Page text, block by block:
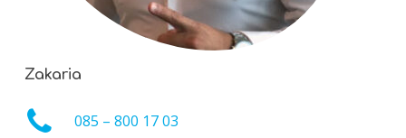
Zakaria
085 – 800 17 03